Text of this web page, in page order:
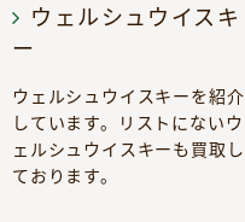
ウェルシュウイスキ
ー
ウェルシュウイスキーを紹介
しています。リストにないウ
ェルシュウイスキーも買取し
ております。